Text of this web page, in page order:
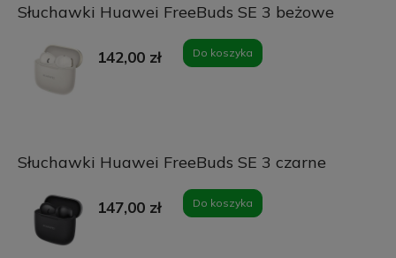
Słuchawki Huawei FreeBuds SE 3 beżowe
142,00 zł Do koszyka
Słuchawki Huawei FreeBuds SE 3 czarne
147,00 zł Do koszyka